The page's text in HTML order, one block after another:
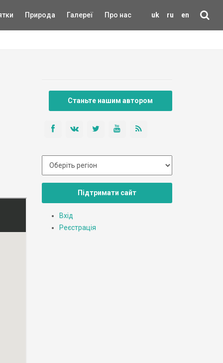
uk ru en
Природа Галереї Про нас
Станьте нашим автором
Підтримати сайт
Вхід
Реєстрація